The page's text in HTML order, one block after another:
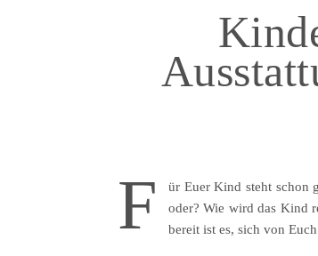
F
ür Euer Kind steht schon
oder? Wie wird das Kind
bereit ist es, sich von